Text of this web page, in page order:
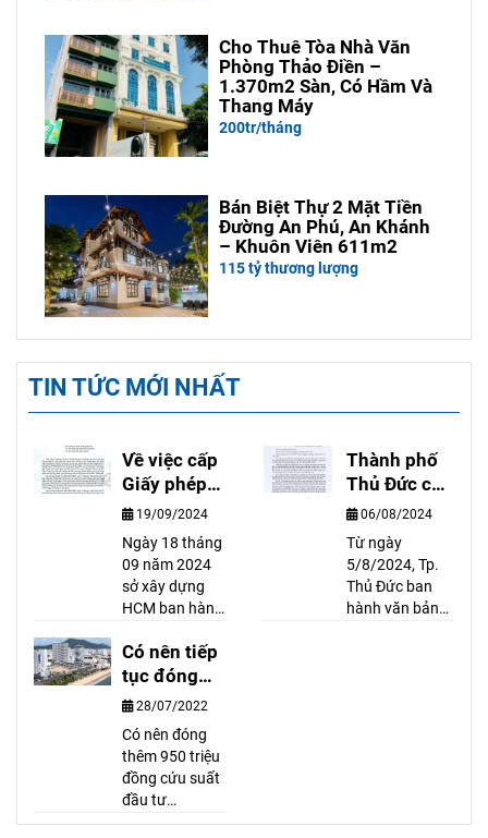
Cho Thuê Tòa Nhà Văn
Phòng Thảo Điền –
1.370m2 Sàn, Có Hầm Và
Thang Máy
200tr/tháng
Bán Biệt Thự 2 Mặt Tiền
Đường An Phú, An Khánh
– Khuôn Viên 611m2
115 tỷ thương lượng
TIN TỨC MỚI NHẤT
Về việc cấp
Giấy phép
xây dựng
công trình
có hầm trên
địa bàn Tp.
Hồ Chí Minh
19/09/2024
Ngày 18 tháng
09 năm 2024
sở xây dựng
HCM ban hành
8718/SXD-
CPXD về việc
cấp GIẤY PHÉP
xây dựng công
trình có hầm
trên địa bàn TP.
Hồ Chí Minh.
Văn bản có nội
dung như sau:
Thành phố
Thủ Đức cấp
sổ hồng
hoàn công
cho nhà có
giấy phép có
thời hạn
06/08/2024
Từ ngày
5/8/2024, Tp.
Thủ Đức ban
hành văn bản
thay đổi về tài
Có nên tiếp
tục đóng
tiền để mua
Condotel
28/07/2022
Có nên đóng
thêm 950 triệu
đồng cứu suất
đầu tư
condotel? Theo